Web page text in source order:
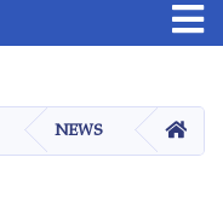
کور NEWS